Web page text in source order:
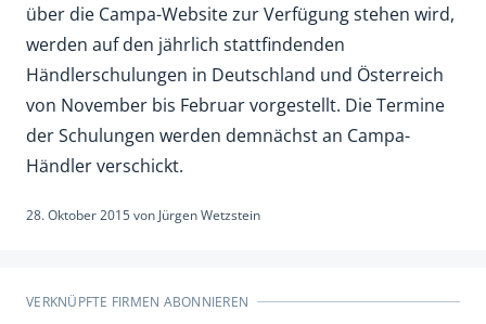
über die Campa-Website zur Verfügung stehen wird,
werden auf den jährlich stattfindenden
Händlerschulungen in Deutschland und Österreich
von November bis Februar vorgestellt. Die Termine
der Schulungen werden demnächst an Campa-
Händler verschickt.
28. Oktober 2015von Jürgen Wetzstein
VERKNÜPFTE FIRMEN ABONNIEREN